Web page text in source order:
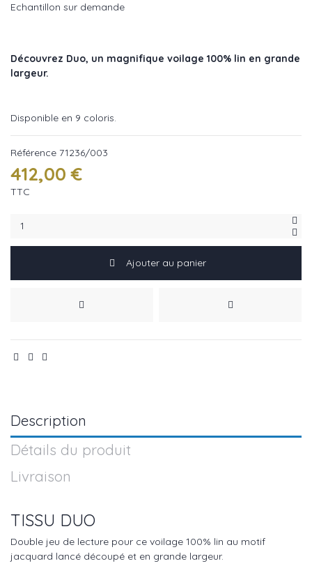
Echantillon sur demande
Découvrez Duo, un magnifique voilage 100% lin en grande
largeur.
Disponible en 9 coloris.
Référence 71236/003
412,00 €
TTC
Ajouter au panier
Description
Détails du produit
Livraison
TISSU DUO
Double jeu de lecture pour ce voilage 100% lin au motif
jacquard lancé découpé et en grande largeur.